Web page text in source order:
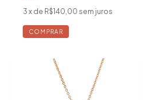
3 x de R$140,00 sem juros
COMPRAR